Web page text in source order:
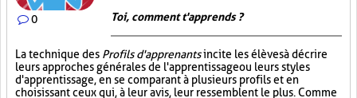
0 Toi, comment t'apprends ?
La technique des Profils d'apprenantsincite les élèves à décrire
leurs approches générales de l'apprentissage ou leurs styles
d'apprentissage, en se comparant à plusieurs profils et en
choisissant ceux qui, à leur avis, leur ressemblent le plus. Comme